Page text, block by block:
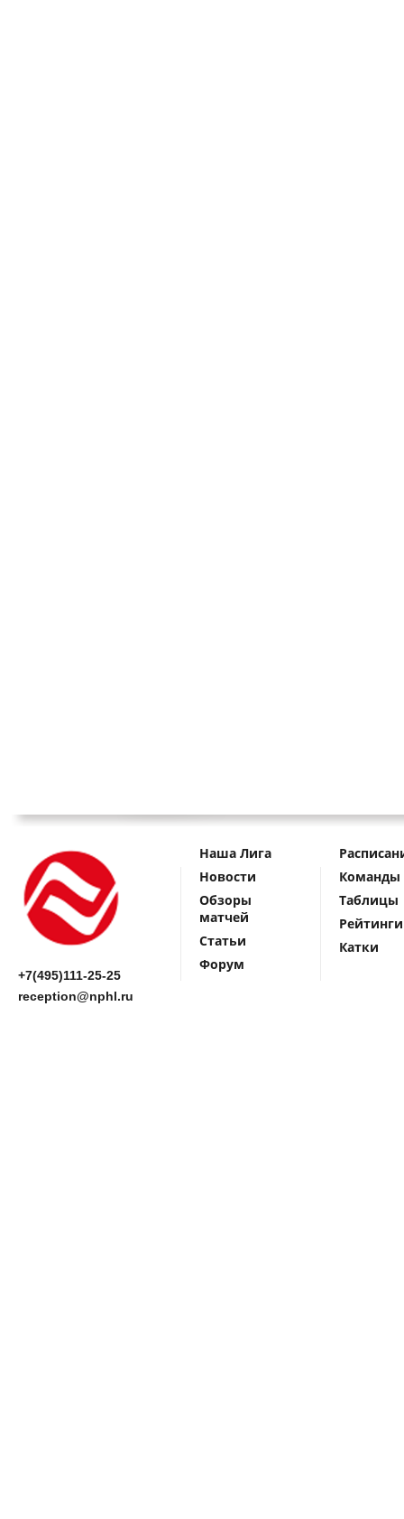
+7(495)111-25-25
reception@nphl.ru
Наша Лига
Новости
Обзоры
матчей
Статьи
Форум
Команды
Таблицы
Рейтинги
Катки